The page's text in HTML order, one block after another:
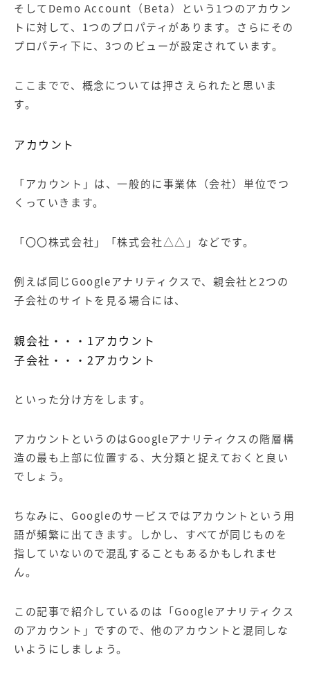
そしてDemo Account（Beta）という1つのアカウン
トに対して、1つのプロパティがあります。さらにその
プロパティ下に、3つのビューが設定されています。
ここまでで、概念については押さえられたと思いま
す。
アカウント
「アカウント」は、一般的に事業体（会社）単位でつ
くっていきます。
「〇〇株式会社」「株式会社△△」などです。
例えば同じGoogleアナリティクスで、親会社と2つの
子会社のサイトを見る場合には、
親会社・・・1アカウント
子会社・・・2アカウント
といった分け方をします。
アカウントというのはGoogleアナリティクスの階層構
造の最も上部に位置する、大分類と捉えておくと良い
でしょう。
ちなみに、Googleのサービスではアカウントという用
語が頻繁に出てきます。しかし、すべてが同じものを
指していないので混乱することもあるかもしれませ
ん。
この記事で紹介しているのは「Googleアナリティクス
のアカウント」ですので、他のアカウントと混同しな
いようにしましょう。